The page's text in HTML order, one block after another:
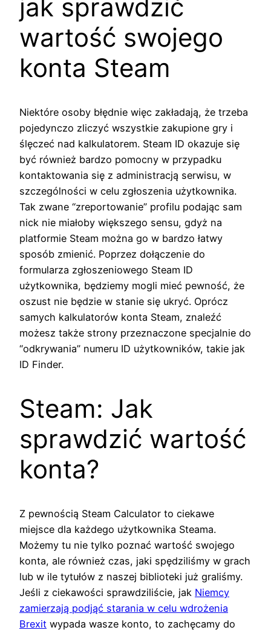
jak sprawdzić
wartość swojego
konta Steam
Niektóre osoby błędnie więc zakładają, że trzeba
pojedynczo zliczyć wszystkie zakupione gry i
ślęczeć nad kalkulatorem. Steam ID okazuje się
być również bardzo pomocny w przypadku
kontaktowania się z administracją serwisu, w
szczególności w celu zgłoszenia użytkownika.
Tak zwane “zreportowanie” profilu podając sam
nick nie miałoby większego sensu, gdyż na
platformie Steam można go w bardzo łatwy
sposób zmienić. Poprzez dołączenie do
formularza zgłoszeniowego Steam ID
użytkownika, będziemy mogli mieć pewność, że
oszust nie będzie w stanie się ukryć. Oprócz
samych kalkulatorów konta Steam, znaleźć
możesz także strony przeznaczone specjalnie do
“odkrywania” numeru ID użytkowników, takie jak
ID Finder.
Steam: Jak
sprawdzić wartość
konta?
Z pewnością Steam Calculator to ciekawe
miejsce dla każdego użytkownika Steama.
Możemy tu nie tylko poznać wartość swojego
konta, ale również czas, jaki spędziliśmy w grach
lub w ile tytułów z naszej biblioteki już graliśmy.
Jeśli z ciekawości sprawdziliście, jak Niemcy
zamierzają podjąć starania w celu wdrożenia
Brexit wypada wasze konto, to zachęcamy do